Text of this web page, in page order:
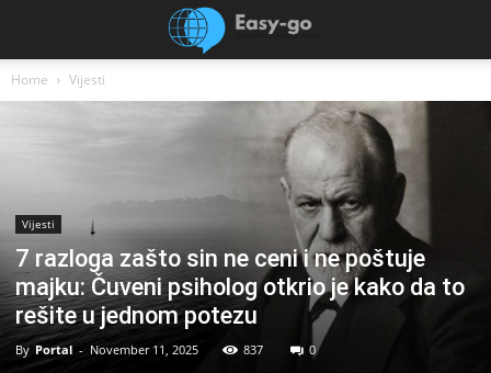
Home Vijesti
Vijesti
7 razloga zašto sin ne ceni i ne poštuje
majku: Čuveni psiholog otkrio je kako da to
rešite u jednom potezu
By Portal - November 11, 2025 837 0